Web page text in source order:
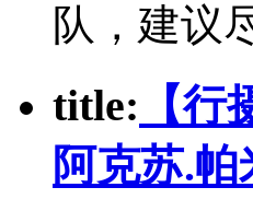
队，建议
title: 【
阿克苏.